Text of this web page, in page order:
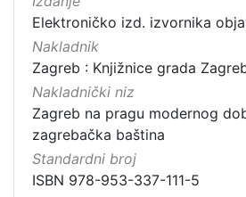
Elektroničko izd. izvornika
Nakladnik
Zagreb : Knjižnice grada
Nakladnički niz
Zagreb na pragu modernog
zagrebačka baština
Standardni broj
ISBN 978-953-337-111-5